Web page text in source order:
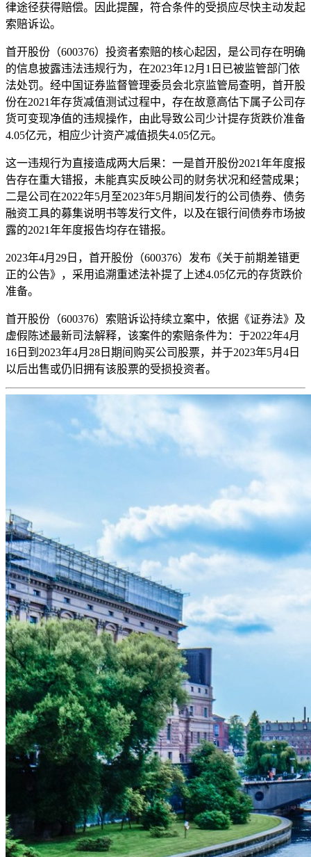
律途径获得赔偿。因此提醒，符合条件的受损应尽快主动发起
索赔诉讼。
首开股份（600376）投资者索赔的核心起因，是公司存在明确
的信息披露违法违规行为，在2023年12月1日已被监管部门依
法处罚。经中国证券监督管理委员会北京监管局查明，首开股
份在2021年存货减值测试过程中，存在故意高估下属子公司存
货可变现净值的违规操作，由此导致公司少计提存货跌价准备
4.05亿元，相应少计资产减值损失4.05亿元。
这一违规行为直接造成两大后果：一是首开股份2021年年度报
告存在重大错报，未能真实反映公司的财务状况和经营成果；
二是公司在2022年5月至2023年5月期间发行的公司债券、债务
融资工具的募集说明书等发行文件，以及在银行间债券市场披
露的2021年年度报告均存在错报。
2023年4月29日，首开股份（600376）发布《关于前期差错更
正的公告》，采用追溯重述法补提了上述4.05亿元的存货跌价
准备。
首开股份（600376）索赔诉讼持续立案中，依据《证券法》及
虚假陈述最新司法解释，该案件的索赔条件为：于2022年4月
16日到2023年4月28日期间购买公司股票，并于2023年5月4日
以后出售或仍旧拥有该股票的受损投资者。